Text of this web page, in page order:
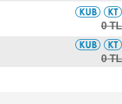
0 TL
0 TL